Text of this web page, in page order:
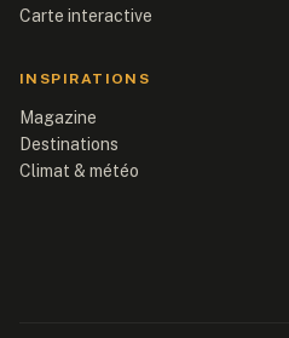
Carte interactive
INSPIRATIONS
Magazine
Destinations
Climat & météo